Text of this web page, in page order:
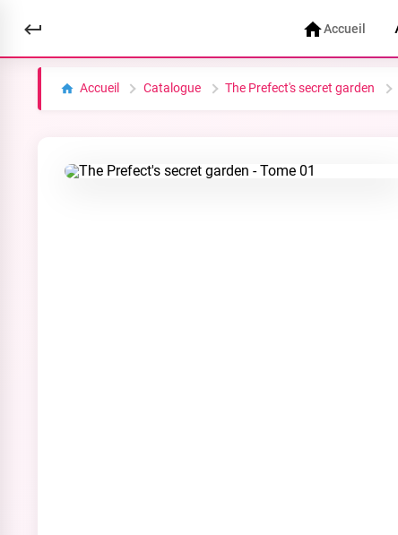
Accueil
Accueil Catalogue The Prefect's secret garden